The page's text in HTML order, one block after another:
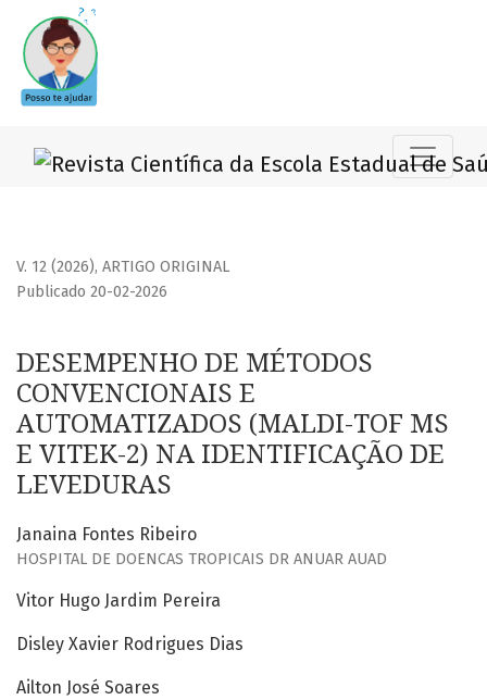
DESEMPENHO DE MÉTODOS CONVENCIONAIS E
V. 12 (2026), ARTIGO ORIGINAL
DESEMPENHO DE MÉTODOS
CONVENCIONAIS E
AUTOMATIZADOS (MALDI-TOF MS
E VITEK-2) NA IDENTIFICAÇÃO DE
LEVEDURAS
Publicado 20-02-2026
Janaina Fontes Ribeiro
HOSPITAL DE DOENCAS TROPICAIS DR ANUAR AUAD
Vitor Hugo Jardim Pereira
Disley Xavier Rodrigues Dias
Ailton José Soares